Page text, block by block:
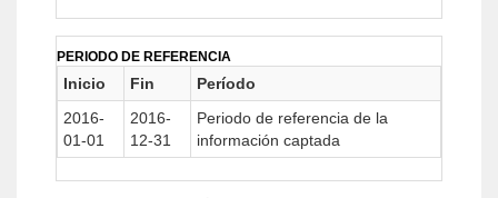
PERIODO DE REFERENCIA
Inicio Fin
Período
2016-
01-01
2016-
12-31
Periodo de referencia de la
información captada